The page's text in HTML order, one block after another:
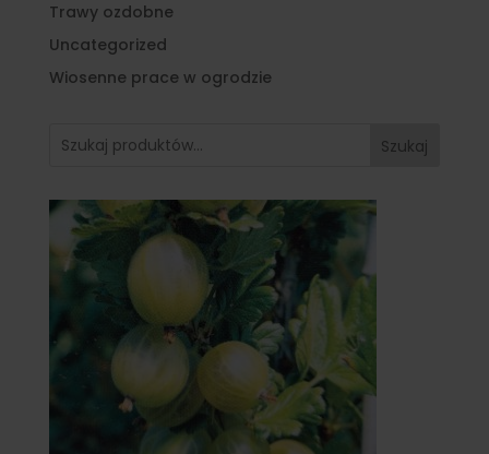
Trawy ozdobne
Uncategorized
Wiosenne prace w ogrodzie
Szukaj